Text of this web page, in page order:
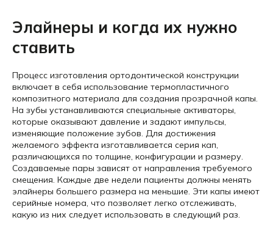
Элайнеры и когда их нужно
ставить
Процесс изготовления ортодонтической конструкции
включает в себя использование термопластичного
композитного материала для создания прозрачной капы.
На зубы устанавливаются специальные активаторы,
которые оказывают давление и задают импульсы,
изменяющие положение зубов. Для достижения
желаемого эффекта изготавливается серия кап,
различающихся по толщине, конфигурации и размеру.
Создаваемые пары зависят от направления требуемого
смещения. Каждые две недели пациенты должны менять
элайнеры большего размера на меньшие. Эти капы имеют
серийные номера, что позволяет легко отслеживать,
какую из них следует использовать в следующий раз.